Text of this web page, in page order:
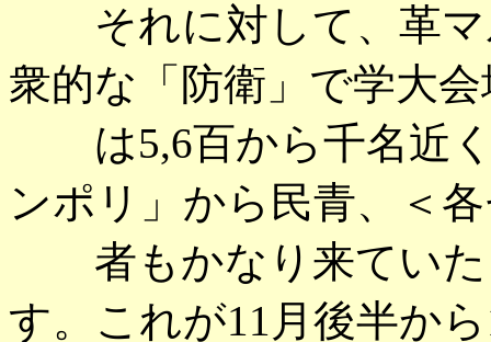
それに対して、革マ
衆的な「防衛」で学大
は5,6百から千名近く
ンポリ」から民青、＜
者もかなり来ていた
す。これが11月後半か